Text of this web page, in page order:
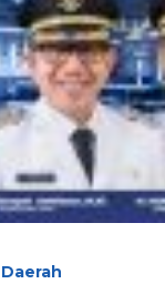
Daerah